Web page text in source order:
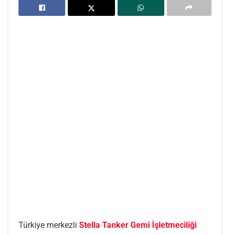
Türkiye merkezli Stella Tanker Gemi İşletmeciliği